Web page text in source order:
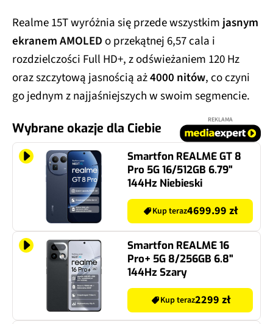
Realme 15T wyróżnia się przede wszystkim jasnym
ekranem AMOLEDo przekątnej 6,57 cala i
rozdzielczości Full HD+, z odświeżaniem 120 Hz
oraz szczytową jasnością aż4000 nitów, co czyni
go jednym z najjaśniejszych w swoim segmencie.
Wybrane okazje dla Ciebie
REKLAMA
Smartfon REALME GT 8
Pro 5G 16/512GB 6.79"
144Hz Niebieski
Kup teraz4699.99 zł
Smartfon REALME 16
Pro+ 5G 8/256GB 6.8"
144Hz Szary
Kup teraz2299 zł